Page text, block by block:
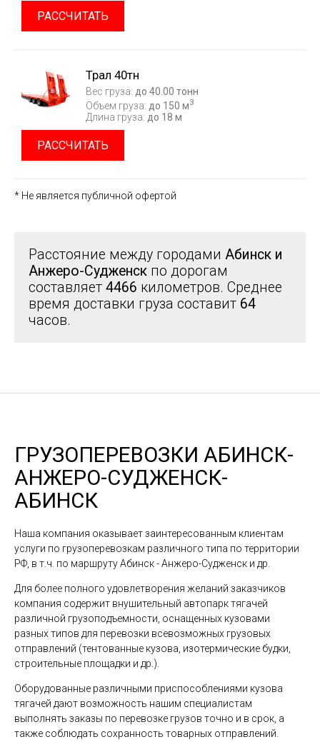
РАССЧИТАТЬ
Трал 40тн
Вес груза: до 40.00 тонн
Объем груза: до 150 м3
Длина груза: до 18 м
РАССЧИТАТЬ
* Не является публичной офертой
Расстояние между городами Абинск и
Анжеро-Судженск по дорогам
составляет 4466 километров. Среднее
время доставки груза составит 64
часов.
ГРУЗОПЕРЕВОЗКИ АБИНСК-
АНЖЕРО-СУДЖЕНСК-
АБИНСК
Наша компания оказывает заинтересованным клиентам
услуги по грузоперевозкам различного типа по территории
РФ, в т.ч. по маршруту Абинск - Анжеро-Судженск и др.
Для более полного удовлетворения желаний заказчиков
компания содержит внушительный автопарк тягачей
различной грузоподъемности, оснащенных кузовами
разных типов для перевозки всевозможных грузовых
отправлений (тентованные кузова, изотермические будки,
строительные площадки и др.).
Оборудованные различными приспособлениями кузова
тягачей дают возможность нашим специалистам
выполнять заказы по перевозке грузов точно и в срок, а
также соблюдать сохранность товарных отправлений.